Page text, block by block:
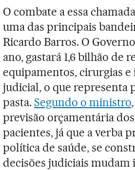
O combate a essa
uma das principais
Ricardo Barros. O
ano, gastará 1,6 bilhão de
equipamentos, cirurgias
judicial, o que representa
pasta. Segundo o ministro
previsão orçamentária
pacientes, já que a verba
política de saúde, se
decisões judiciais mudam